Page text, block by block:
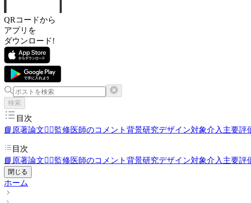
QRコードから
アプリを
ダウンロード!
検索
目次
📘原著論文👨‍⚕️監修医師のコメント 背景研究デザイン対象介入 主要評
目次
📘原著論文👨‍⚕️監修医師のコメント 背景研究デザイン対象介入 主要評
閉じる
ホーム